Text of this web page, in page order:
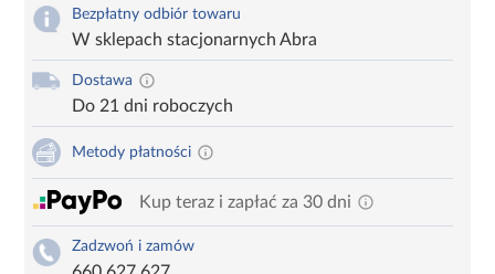
Bezpłatny odbiór towaru
W sklepach stacjonarnych Abra
Dostawa
Do 21 dni roboczych
Metody płatności
Kup teraz i zapłać za 30 dni
Zadzwoń i zamów